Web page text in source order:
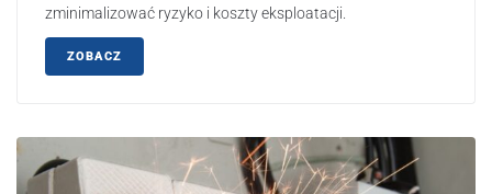
zminimalizować ryzyko i koszty eksploatacji.
ZOBACZ